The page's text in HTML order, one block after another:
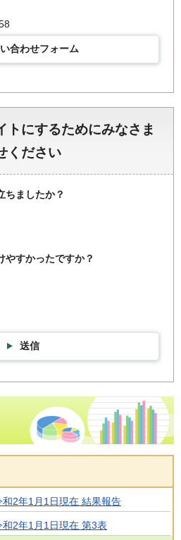
合わせフォーム
トにするためにみなさま
ください
ちましたか？
やすかったですか？
送信
情報館トップページ
2年1月1日現在 結果報告
2年1月1日現在 第3表